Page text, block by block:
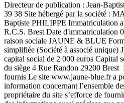
Directeur de publication : Jean-
39 38 Site hébergé par la société :
Baptiste PHILIPPE Immatriculation
R.C.S. Brest Date d'immatriculation
raison sociale JAUNE & BLUE
simplifiée (Société à associé
capital social de 2 000 euros Capital
du siège 4 Rue Randon 29200 Brest
fournis Le site www.jaune-blue.fr a
information concernant l’ensemble
propriétaire du site s’efforce de